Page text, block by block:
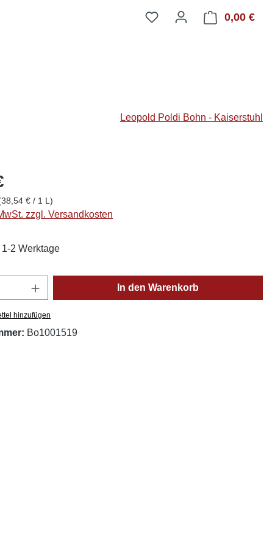
0,00 €
Leopold Poldi Bohn - Kaiserstuhl
€ / 1 L)
zzgl. Versandkosten
1-2 Werktage
Anzahl: Gib den gewünschten Wert ein
In den Warenkorb
hinzufügen
Bo1001519